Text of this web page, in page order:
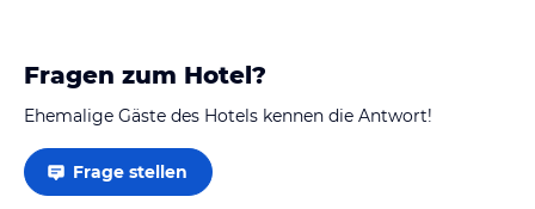
Fragen zum Hotel?
Ehemalige Gäste des Hotels kennen die Antwort!
Frage stellen